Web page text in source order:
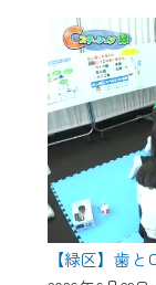
【緑区】歯
で設定で
（Gmailや
スでも作
※マイペー
録はこちら
※CCNetア
ご視聴いた
＜メンテ